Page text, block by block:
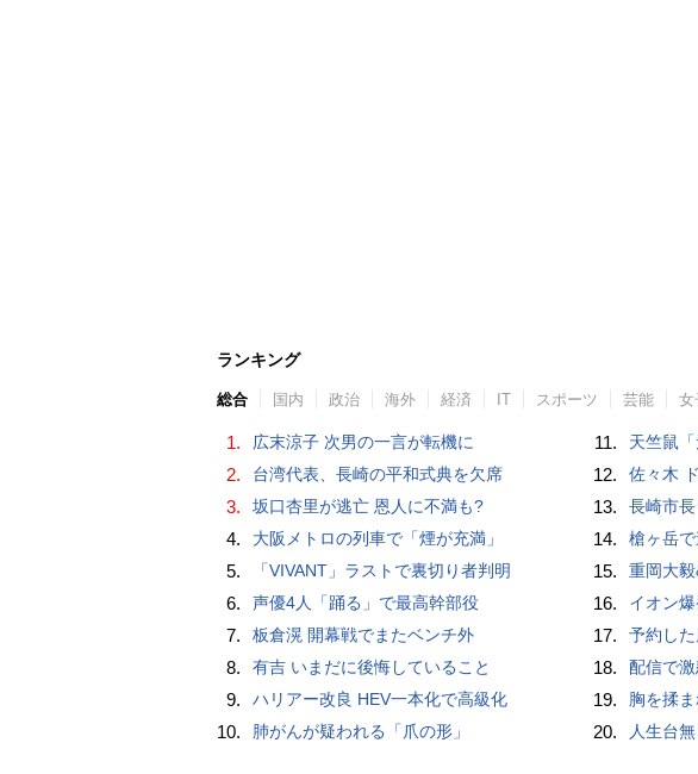
ランキング
総合 国内 政治 海外 経済 IT スポーツ 芸能 女
1. 広末涼子 次男の一言が転機に
2. 台湾代表、長崎の平和式典を欠席
3. 坂口杏里が逃亡 恩人に不満も?
4. 大阪メトロの列車で「煙が充満」
5. 「VIVANT」ラストで裏切り者判明
6. 声優4人「踊る」で最高幹部役
7. 板倉滉 開幕戦でまたベンチ外
8. 有吉 いまだに後悔していること
9. ハリアー改良 HEV一本化で高級化
10. 肺がんが疑われる「爪の形」
11. 天竺鼠
12. 佐々木
13. 長崎市
14. 槍ヶ岳
15. 重岡大
16. イオン
17. 予約し
18. 配信で
19. 胸を揉
20. 人生台